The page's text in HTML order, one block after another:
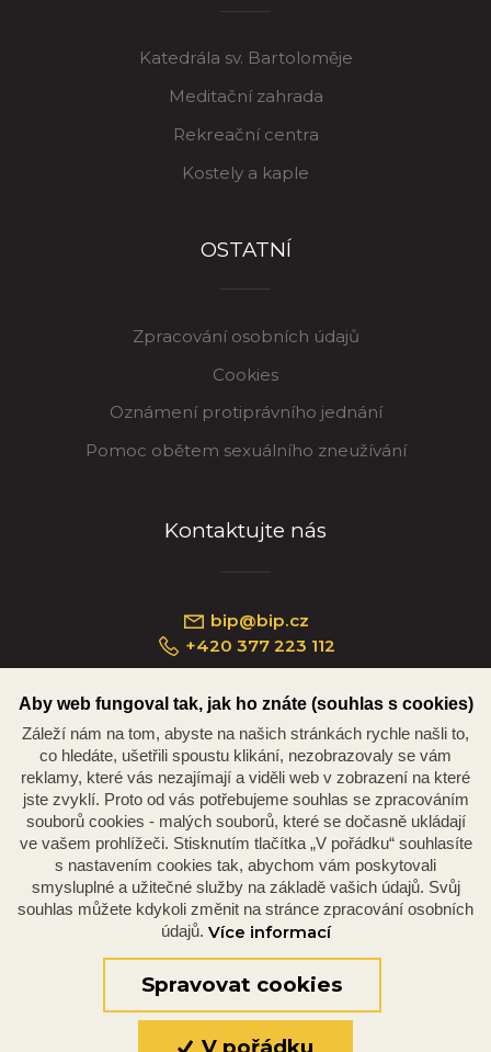
Katedrála sv. Bartoloměje
Meditační zahrada
Rekreační centra
Kostely a kaple
OSTATNÍ
Zpracování osobních údajů
Cookies
Oznámení protiprávního jednání
Pomoc obětem sexuálního zneužívání
Kontaktujte nás
bip@bip.cz
+420 377 223 112
Náměstí Republiky 234/35, 301 00 Plzeň
© 2026 Oficiální stránky Plzeňské diecéze
Aby web fungoval tak, jak ho znáte (souhlas s cookies)
Záleží nám na tom, abyste na našich stránkách rychle našli to,
co hledáte, ušetřili spoustu klikání, nezobrazovaly se vám
reklamy, které vás nezajímají a viděli web v zobrazení na které
jste zvyklí. Proto od vás potřebujeme souhlas se zpracováním
souborů cookies - malých souborů, které se dočasně ukládají
ve vašem prohlížeči. Stisknutím tlačítka „V pořádku“ souhlasíte
s nastavením cookies tak, abychom vám poskytovali
smysluplné a užitečné služby na základě vašich údajů. Svůj
souhlas můžete kdykoli změnit na stránce zpracování osobních
údajů. Více informací
Spravovat cookies
V pořádku